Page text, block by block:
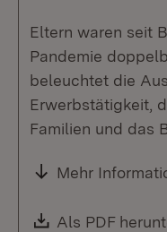
Eltern waren seit
Pandemie
beleuchtet die
Erwerbstätigkeit,
Familien und das
Mehr
Download:
Als PDF